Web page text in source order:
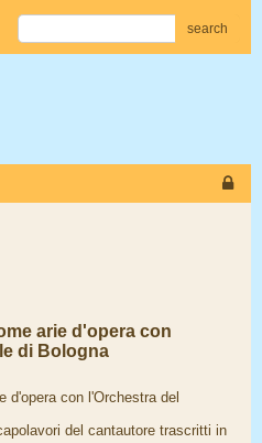
search
arie d'opera con
di Bologna
d'opera con l'Orchestra del
del cantautore trascritti in